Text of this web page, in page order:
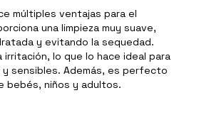
múltiples ventajas para el
una limpieza muy suave,
y evitando la sequedad.
irritación, lo que lo hace ideal para
sensibles. Además, es perfecto
bebés, niños y adultos.